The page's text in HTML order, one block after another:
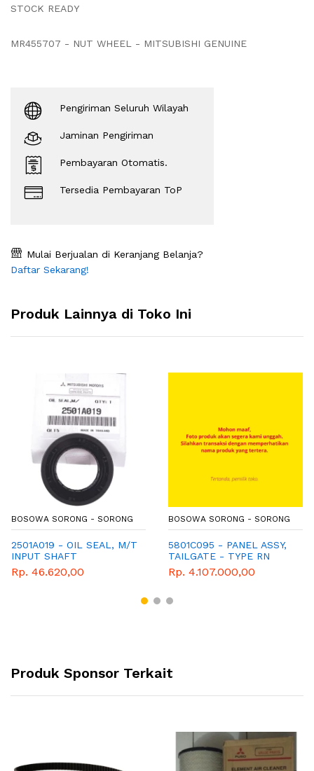
STOCK READY
MR455707 - NUT WHEEL - MITSUBISHI GENUINE
Pengiriman Seluruh Wilayah
Jaminan Pengiriman
Pembayaran Otomatis.
Tersedia Pembayaran ToP
Mulai Berjualan di Keranjang Belanja?
Daftar Sekarang!
Produk Lainnya di Toko Ini
BOSOWA SORONG - SORONG
2501A019 - OIL SEAL, M/T
INPUT SHAFT
Rp. 46.620,00
BOSOWA SORONG - SORONG
5801C095 - PANEL ASSY,
TAILGATE - TYPE RN
Rp. 4.107.000,00
Produk Sponsor Terkait